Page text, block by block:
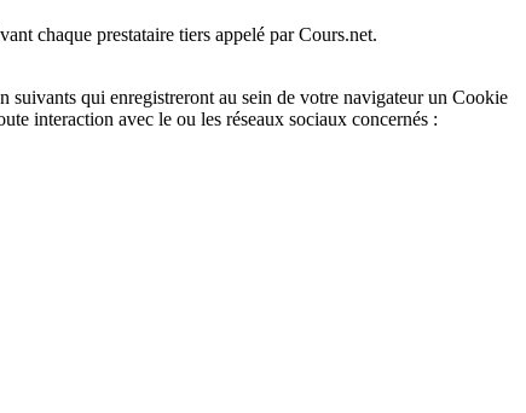
chaque prestataire tiers appelé par Cours.net.
suivants qui enregistreront au sein de votre navigateur un Cookie
interaction avec le ou les réseaux sociaux concernés :